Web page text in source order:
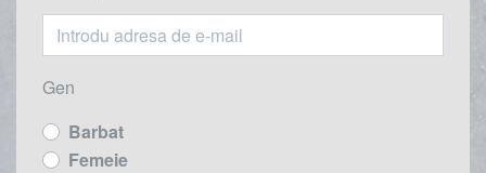
Gen
Barbat
Femeie